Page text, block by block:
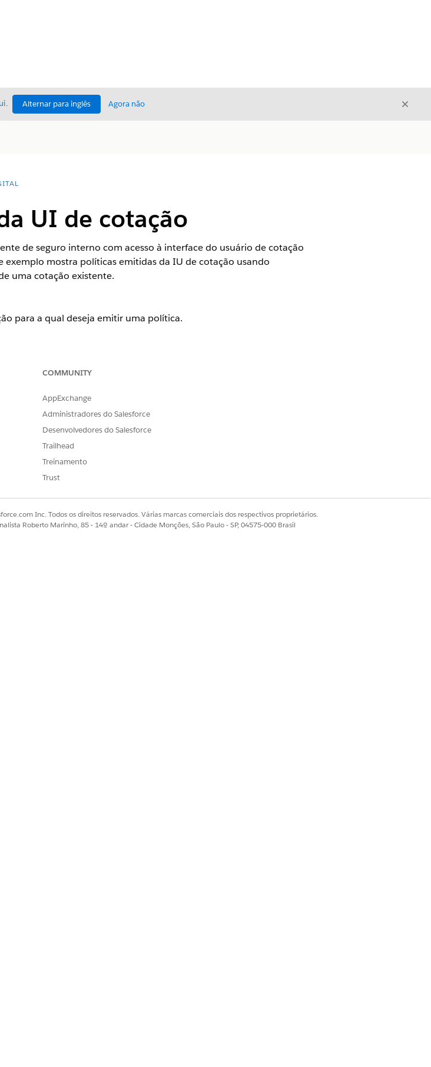
. Alternar para inglês Agora não Fechar
UI de cotação
de seguro interno com acesso à interface do usuário de cotação
exemplo mostra políticas emitidas da IU de cotação usando
uma cotação existente.
para a qual deseja emitir uma política.
COMMUNITY
AppExchange
Administradores do Salesforce
Desenvolvedores do Salesforce
Trailhead
Treinamento
Trust
Inc. Todos os direitos reservados. Várias marcas comerciais dos respectivos proprietários.
Roberto Marinho, 85 - 14º andar - Cidade Monções, São Paulo - SP, 04575-000 Brasil